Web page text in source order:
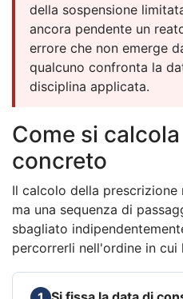
della sospensione
ancora pendente un
errore che non emerge
qualcuno confronta la
disciplina applicata.
Come si
concreto
Il calcolo della prescrizione
ma una sequenza di
sbagliato
percorrerli nell'ordine in